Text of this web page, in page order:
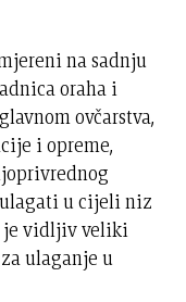
na sadnju
oraha i
ovčarstva,
i opreme,
ulagati u cijeli niz
vidljiv veliki
ulaganje u